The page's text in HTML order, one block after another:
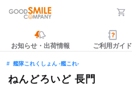
お知らせ・出荷情報 ご利用ガイド
艦隊これくしょん ‐艦これ‐
ねんどろいど 長門